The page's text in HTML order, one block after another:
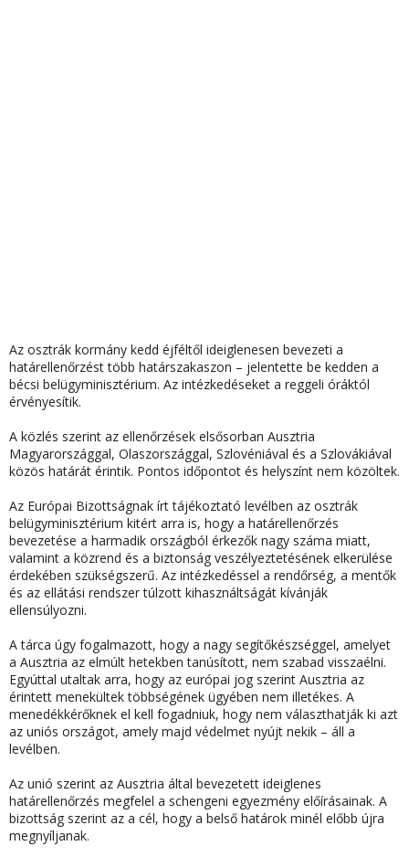
Az osztrák kormány kedd éjféltől ideiglenesen bevezeti a
határellenőrzést több határszakaszon – jelentette be kedden a
bécsi belügyminisztérium. Az intézkedéseket a reggeli óráktól
érvényesítik.
A közlés szerint az ellenőrzések elsősorban Ausztria
Magyarországgal, Olaszországgal, Szlovéniával és a Szlovákiával
közös határát érintik. Pontos időpontot és helyszínt nem közöltek.
Az Európai Bizottságnak írt tájékoztató levélben az osztrák
belügyminisztérium kitért arra is, hogy a határellenőrzés
bevezetése a harmadik országból érkezők nagy száma miatt,
valamint a közrend és a biztonság veszélyeztetésének elkerülése
érdekében szükségszerű. Az intézkedéssel a rendőrség, a mentők
és az ellátási rendszer túlzott kihasználtságát kívánják
ellensúlyozni.
A tárca úgy fogalmazott, hogy a nagy segítőkészséggel, amelyet
a Ausztria az elmúlt hetekben tanúsított, nem szabad visszaélni.
Egyúttal utaltak arra, hogy az európai jog szerint Ausztria az
érintett menekültek többségének ügyében nem illetékes. A
menedékkérőknek el kell fogadniuk, hogy nem választhatják ki azt
az uniós országot, amely majd védelmet nyújt nekik – áll a
levélben.
Az unió szerint az Ausztria által bevezetett ideiglenes
határellenőrzés megfelel a schengeni egyezmény előírásainak. A
bizottság szerint az a cél, hogy a belső határok minél előbb újra
megnyíljanak.